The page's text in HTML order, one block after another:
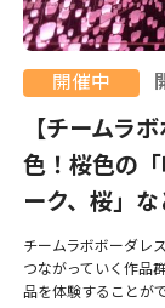
開催中
【チームラ
色！桜色の
ーク、桜」
チームラボボーダレ
つながっていく作品
品を体験することが